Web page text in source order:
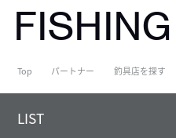
Top パートナー 釣具店を探す
LIST